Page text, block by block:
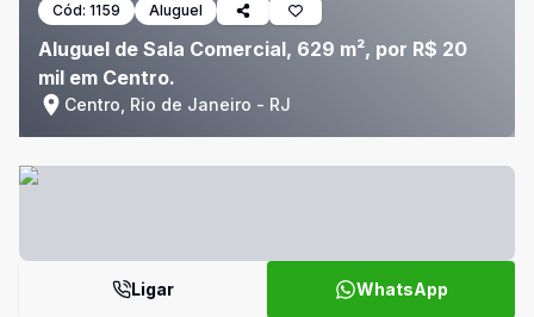
Cód: 1159 Aluguel
Aluguel de Sala Comercial, 629 m², por R$ 20
mil em Centro.
Centro, Rio de Janeiro - RJ
Ligar WhatsApp